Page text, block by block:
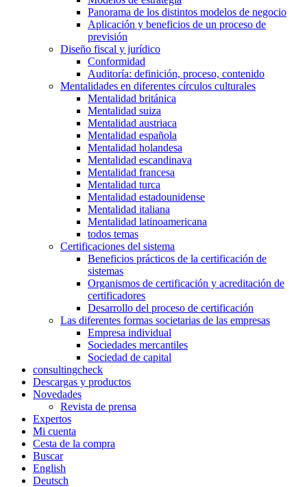
Panorama de los distintos modelos de negocio
Aplicación y beneficios de un proceso de
previsión
Diseño fiscal y jurídico
Conformidad
Auditoría: definición, proceso, contenido
Mentalidades en diferentes círculos culturales
Mentalidad británica
Mentalidad suiza
Mentalidad austriaca
Mentalidad española
Mentalidad holandesa
Mentalidad escandinava
Mentalidad francesa
Mentalidad turca
Mentalidad estadounidense
Mentalidad italiana
Mentalidad latinoamericana
todos temas
Certificaciones del sistema
Beneficios prácticos de la certificación de
sistemas
Organismos de certificación y acreditación de
certificadores
Desarrollo del proceso de certificación
Las diferentes formas societarias de las empresas
Empresa individual
Sociedades mercantiles
Sociedad de capital
consultingcheck
Descargas y productos
Novedades
Revista de prensa
Expertos
Mi cuenta
Cesta de la compra
Buscar
English
Deutsch